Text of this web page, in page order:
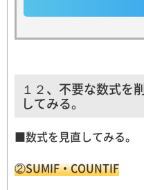
１２、不要な数式を
してみる。
■数式を見直してみる。
②SUMIF・COUNTIF